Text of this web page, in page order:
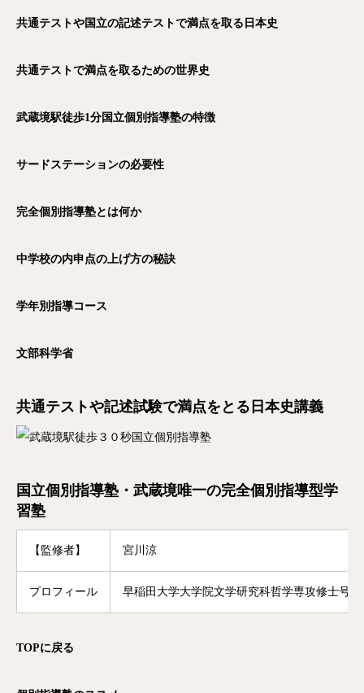
共通テストや国立の記述テストで満点を取る日本史
共通テストで満点を取るための世界史
武蔵境駅徒歩1分国立個別指導塾の特徴
サードステーションの必要性
完全個別指導塾とは何か
中学校の内申点の上げ方の秘訣
学年別指導コース
文部科学省
共通テストや記述試験で満点をとる日本史講義
国立個別指導塾・武蔵境唯一の完全個別指導型学
習塾
【監修者】 宮川涼
プロフィール 早稲田大学大学院文学研究科哲学専攻修士号
TOPに戻る